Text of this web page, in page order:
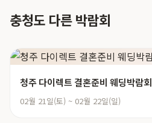
충청도 다른 박람회
청주 다이렉트 결혼준비 웨딩박람회
02월 21일(토) ~ 02월 22일(일)